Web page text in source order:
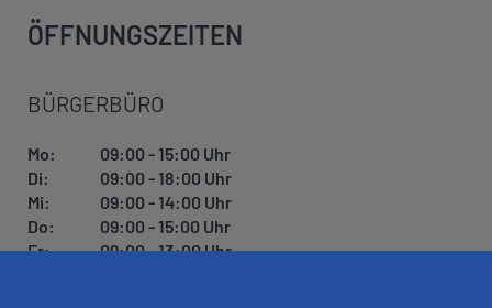
ÖFFNUNGSZEITEN
BÜRGERBÜRO
Mo:
09:00 - 15:00 Uhr
Di:
09:00 - 18:00 Uhr
Mi:
09:00 - 14:00 Uhr
Do:
09:00 - 15:00 Uhr
Fr:
09:00 - 13:00 Uhr